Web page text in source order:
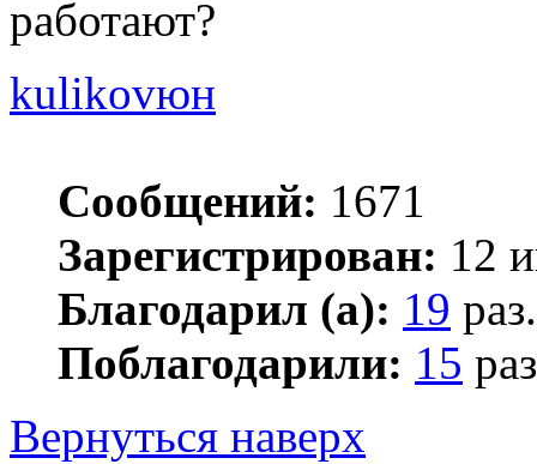
работают?
kulikovюн
Сообщений: 1671
Зарегистрирован: 12
Благодарил (а): 19 раз.
Поблагодарили: 15
Вернуться наверх